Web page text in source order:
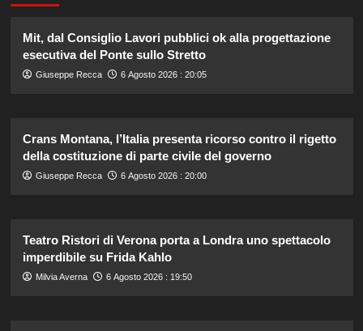
Mit, dal Consiglio Lavori pubblici ok alla progettazione
esecutiva del Ponte sullo Stretto
Giuseppe Recca 6 Agosto 2026 : 20:05
Crans Montana, l’Italia presenta ricorso contro il rigetto
della costituzione di parte civile del governo
Giuseppe Recca 6 Agosto 2026 : 20:00
Teatro Ristori di Verona porta a Londra uno spettacolo
imperdibile su Frida Kahlo
Milvia Averna 6 Agosto 2026 : 19:50